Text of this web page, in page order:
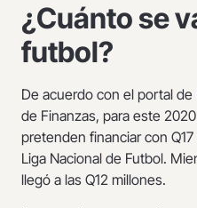
¿Cuánto se
futbol?
De acuerdo con el portal
de Finanzas, para este
pretenden financiar con
Liga Nacional de Futbol.
llegó a las Q12 millones.